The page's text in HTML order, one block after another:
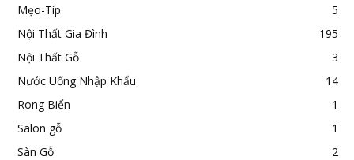
Mẹo-Típ
5
Nội Thất Gia Đình
195
Nội Thất Gỗ
3
Nước Uống Nhập Khẩu
14
Rong Biển
1
Salon gỗ
1
Sàn Gỗ
2